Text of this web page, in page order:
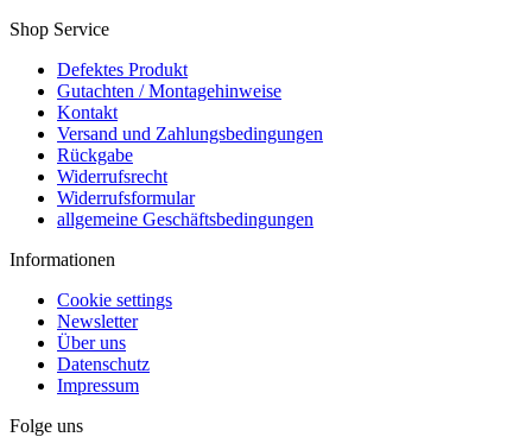
Shop Service
Defektes Produkt
Gutachten / Montagehinweise
Kontakt
Versand und Zahlungsbedingungen
Rückgabe
Widerrufsrecht
Widerrufsformular
allgemeine Geschäftsbedingungen
Informationen
Cookie settings
Newsletter
Über uns
Datenschutz
Impressum
Folge uns